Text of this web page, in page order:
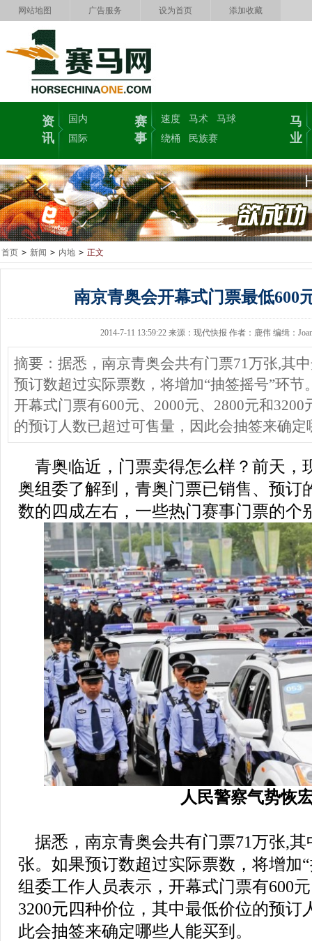
网站地图 广告服务 设为首页 添加收藏
资
讯
国内
国际
赛
事
速度 马术
马球
绕桶
民族赛
马
业
首页 > 新闻 > 内地 > 正文
南京青奥会开幕式门票最低600
2014-7-11 13:59:22 来源：现代快报 作者：鹿伟 编缉：
摘要：据悉，南京青奥会共有门票71万张,其
预订数超过实际票数，将增加“抽签摇号”环
开幕式门票有600元、2000元、2800元和
的预订人数已超过可售量，因此会抽签来确定
青奥临近，门票卖得怎么样？前天，
奥组委了解到，青奥门票已销售、预订
数的四成左右，一些热门赛事门票的个
人民警察气势恢
据悉，南京青奥会共有门票71万张,其
张。如果预订数超过实际票数，将增加
组委工作人员表示，开幕式门票有600
3200元四种价位，其中最低价位的预订
此会抽签来确定哪些人能买到。